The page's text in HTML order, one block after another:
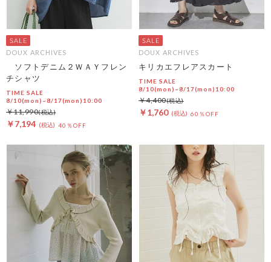
DOUX ARCHIVES
ソフトデニム２ＷＡＹフレン
チシャツ
TIME SALE
8/10(mon)~8/17(mon)10:00
￥7,194 40％OFF
￥11,990
DOUX ARCHIVES
キリカエフレアスカート
TIME SALE
8/10(mon)~8/17(mon)10:00
￥1,760 60％OFF
￥4,400